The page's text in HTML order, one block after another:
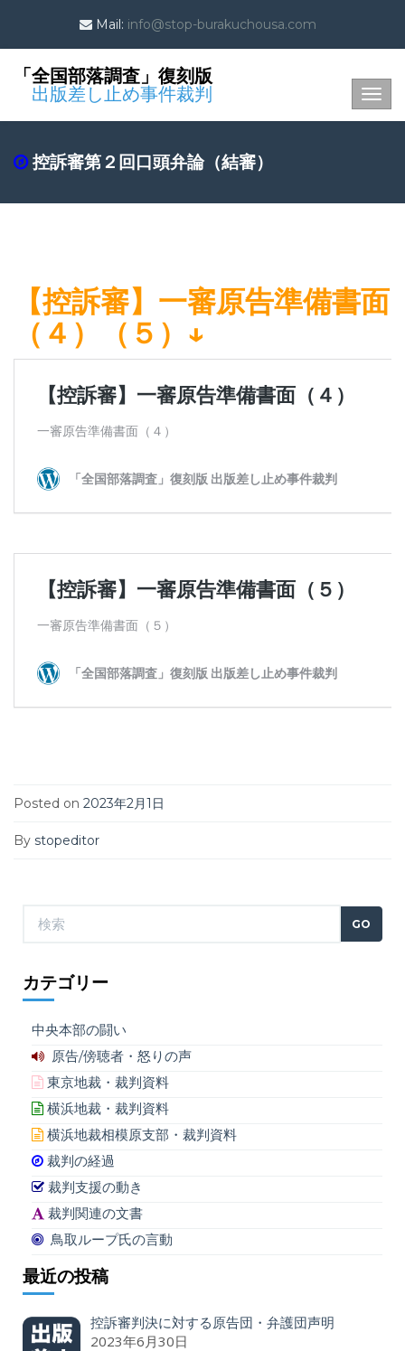
Mail: info@stop-burakuchousa.com
「全国部落調査」復刻版
出版差し止め事件裁判
控訴審第２回口頭弁論（結審）
【控訴審】一審原告準備書面
（４）（５）↓
Posted on 2023年2月1日
By stopeditor
カテゴリー
中央本部の闘い
原告/傍聴者・怒りの声
東京地裁・裁判資料
横浜地裁・裁判資料
横浜地裁相模原支部・裁判資料
裁判の経過
裁判支援の動き
裁判関連の文書
鳥取ループ氏の言動
最近の投稿
控訴審判決に対する原告団・弁護団声明
2023年6月30日